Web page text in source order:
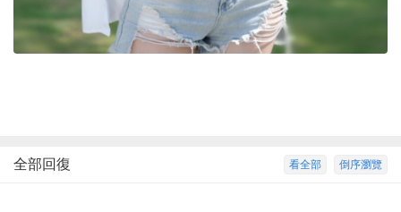
倒序瀏覽
看全部
全部回復